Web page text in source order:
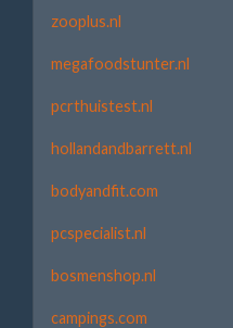
zooplus.nl
megafoodstunter.nl
pcrthuistest.nl
hollandandbarrett.nl
bodyandfit.com
pcspecialist.nl
bosmenshop.nl
campings.com